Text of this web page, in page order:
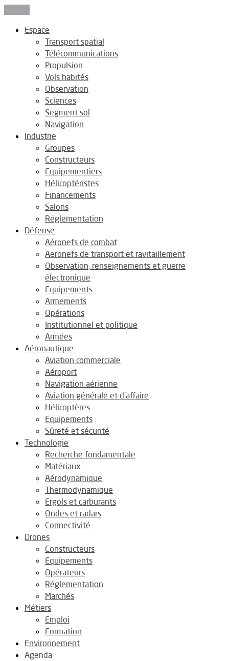
Espace
Transport spatial
Télécommunications
Propulsion
Vols habités
Observation
Sciences
Segment sol
Navigation
Industrie
Groupes
Constructeurs
Equipementiers
Hélicoptéristes
Financements
Salons
Réglementation
Défense
Aéronefs de combat
Aeronefs de transport et ravitaillement
Observation, renseignements et guerre
électronique
Equipements
Armements
Opérations
Institutionnel et politique
Armées
Aéronautique
Aviation commerciale
Aéroport
Navigation aérienne
Aviation générale et d’affaire
Hélicoptères
Equipements
Sûreté et sécurité
Technologie
Recherche fondamentale
Matériaux
Aérodynamique
Thermodynamique
Ergols et carburants
Ondes et radars
Connectivité
Drones
Constructeurs
Equipements
Opérateurs
Réglementation
Marchés
Métiers
Emploi
Formation
Environnement
Agenda